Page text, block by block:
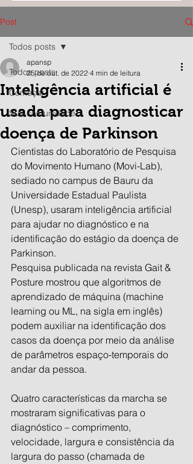
Post
Todos posts
Começar
Sua comunidade
Todos posts
Inteligência artificial é
usada para diagnosticar
doença de Parkinson
apansp
25 de out. de 2022 4 min de leitura
Cientistas do Laboratório de Pesquisa
do Movimento Humano (Movi-Lab),
sediado no campus de Bauru da
Universidade Estadual Paulista
(Unesp), usaram inteligência artificial
para ajudar no diagnóstico e na
identificação do estágio da doença de
Parkinson.
Pesquisa publicada na revista Gait &
Posture mostrou que algoritmos de
aprendizado de máquina (machine
learning ou ML, na sigla em inglês)
podem auxiliar na identificação dos
casos da doença por meio da análise
de parâmetros espaço-temporais do
andar da pessoa.
Quatro características da marcha se
mostraram significativas para o
diagnóstico – comprimento,
velocidade, largura e consistência da
largura do passo (chamada de